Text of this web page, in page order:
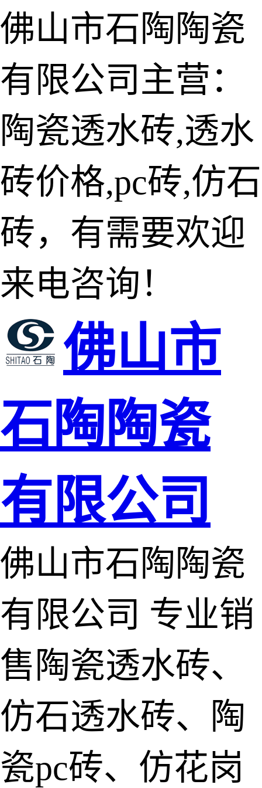
佛山市石陶陶瓷
有限公司主营：
陶瓷透水砖,透水
砖价格,pc砖,仿石
砖，有需要欢迎
来电咨询！
佛山市
石陶陶瓷
有限公司
佛山市石陶陶瓷
有限公司 专业销
售陶瓷透水砖、
仿石透水砖、陶
瓷pc砖、仿花岗
陶瓷透水砖
生态仿石砖
仿石透水砖
承重仿石砖
细面透水砖